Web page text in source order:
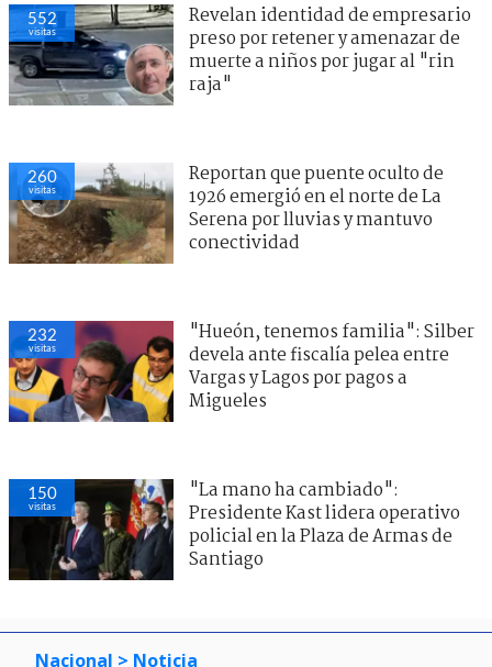
552
visitas
Revelan identidad de empresario
preso por retener y amenazar de
muerte a niños por jugar al "rin
raja"
260
visitas
Reportan que puente oculto de
1926 emergió en el norte de La
Serena por lluvias y mantuvo
conectividad
232
visitas
"Hueón, tenemos familia": Silber
devela ante fiscalía pelea entre
Vargas y Lagos por pagos a
Migueles
150
visitas
"La mano ha cambiado":
Presidente Kast lidera operativo
policial en la Plaza de Armas de
Santiago
Nacional > Noticia